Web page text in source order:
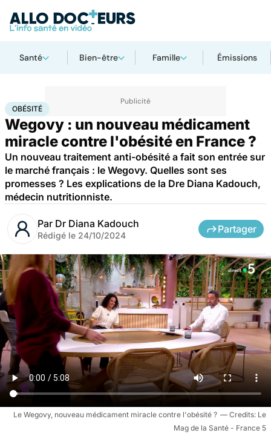
Santé Bien-être Famille Émissions
AccueilSanté Obésité
OBÉSITÉ
Wegovy : un nouveau médicament
miracle contre l'obésité en France ?
Un nouveau traitement anti-obésité a fait son entrée sur
le marché français : le Wegovy. Quelles sont ses
promesses ? Les explications de la Dre Diana Kadouch,
médecin nutritionniste.
Par Dr Diana Kadouch
Rédigé le 24/10/2024
Partager
Le Wegovy, nouveau médicament miracle contre l'obésité ?
Le
Mag de la Santé - France 5